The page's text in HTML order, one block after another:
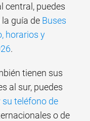
central, puedes
guía de Buses
horarios y
.
tienen sus
al sur, puedes
su teléfono de
o de